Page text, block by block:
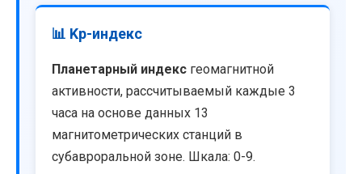
📊 Kp-индекс
Планетарный индекс геомагнитной
активности, рассчитываемый каждые 3
часа на основе данных 13
магнитометрических станций в
субавроральной зоне. Шкала: 0-9.